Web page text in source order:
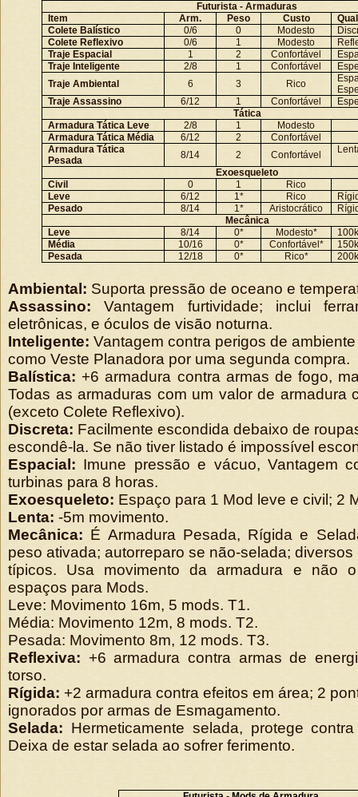
Futurista - Armaduras
Item
Arm. Peso Custo
Colete Balístico
0/6 0 Modesto
Colete Reflexivo
0/6 1 Modesto
Traje Espacial
1 2 Confortável
Traje Inteligente
2/8 1 Confortável
Traje Ambiental
6 3 Rico
Traje Assassino
6/12 1 Confortável
Tática
Armadura Tática Leve
2/8 1
Modesto
Armadura Tática Média
6/12 2
Confortável
Armadura Tática
Pesada
8/14 2 Confortável
Exoesqueleto
Civil
0 1
Rico
Leve
6/12 1* Rico
Pesado
8/14 1* Aristocrático
Mecânica
Leve
8/14 0* Modesto*
Média
10/16 0* Confortável*
Pesada
12/18 0* Rico*
Ambiental: Suporta pressão de oceano e
Assassino: Vantagem furtividade; inclui
eletrônicas, e óculos de visão noturna.
Inteligente: Vantagem contra perigos de
como Veste Planadora por uma segunda compra.
Balística: +6 armadura contra armas de fogo,
Todas as armaduras com um valor de armadura
(exceto Colete Reflexivo).
Discreta: Facilmente escondida debaixo de
escondê-la. Se não tiver listado é impossível
Espacial: Imune pressão e vácuo, Vantagem
turbinas para 8 horas.
Exoesqueleto: Espaço para 1 Mod leve e civil; 2
Lenta: -5m movimento.
Mecânica: É Armadura Pesada, Rígida e
peso ativada; autorreparo se não-selada;
típicos. Usa movimento da armadura e não
espaços para Mods.
Leve: Movimento 16m, 5 mods. T1.
Média: Movimento 12m, 8 mods. T2.
Pesada: Movimento 8m, 12 mods. T3.
Reflexiva: +6 armadura contra armas de
torso.
Rígida: +2 armadura contra efeitos em área; 2
ignorados por armas de Esmagamento.
Selada: Hermeticamente selada, protege
Deixa de estar selada ao sofrer ferimento.